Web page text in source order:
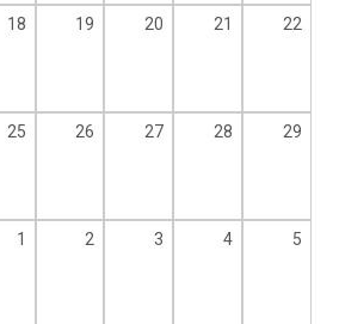
18 19 20 21 22
25 26 27 28 29
1 2 3 4 5